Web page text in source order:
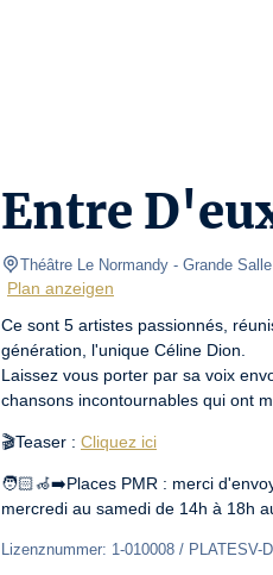
Entre
Théâtre Le Normandy - Grande Salle
Plan anzeigen
Ce sont 5 artistes passionnés,
génération, l'unique Céline Dion.
Laissez vous porter par sa voix
chansons incontournables qui ont
🎬Teaser : Cliquez ici
🧑🏻‍🦽‍➡️Places PMR : merci
mercredi au samedi de 14h à 18h
Lizenznummer: 1-010008 / PLATESV-